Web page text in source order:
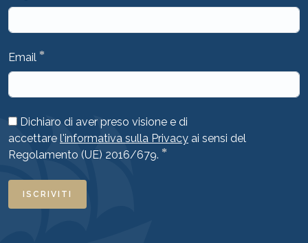
Email *
Dichiaro di aver preso visione e di
accettare l'informativa sulla Privacy ai sensi del
Regolamento (UE) 2016/679. *
ISCRIVITI